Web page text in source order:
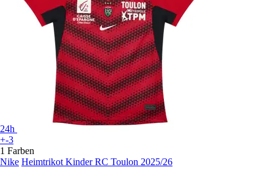
24h
+-3
1 Farben
Nike Heimtrikot Kinder RC Toulon 2025/26